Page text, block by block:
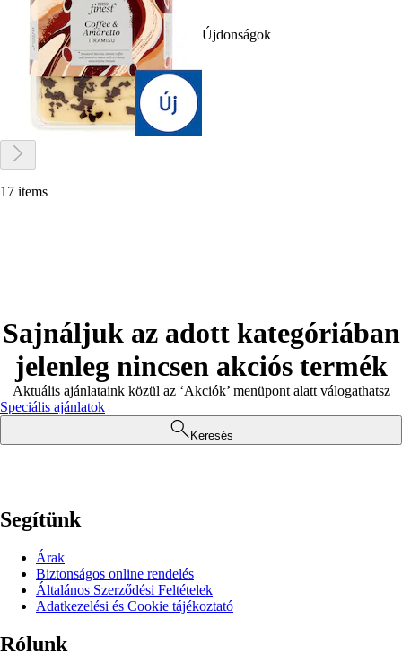
Újdonságok
17 items
Sajnáljuk az adott kategóriában
jelenleg nincsen akciós termék
Aktuális ajánlataink közül az ‘Akciók’ menüpont alatt válogathatsz
Speciális ajánlatok
Keresés
Segítünk
Árak
Biztonságos online rendelés
Általános Szerződési Feltételek
Adatkezelési és Cookie tájékoztató
Rólunk